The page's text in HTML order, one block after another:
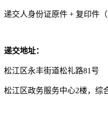
递交人身份证原件 + 复印件
递交地址：
松江区永丰街道松礼路81号
松江区政务服务中心2楼，综